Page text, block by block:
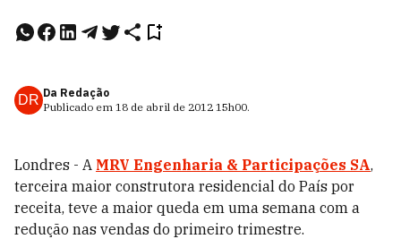
DR Da Redação
Publicado em 18 de abril de 2012 15h00.
Londres - A MRV Engenharia & Participações SA,
terceira maior construtora residencial do País por
receita, teve a maior queda em uma semana com a
redução nas vendas do primeiro trimestre.